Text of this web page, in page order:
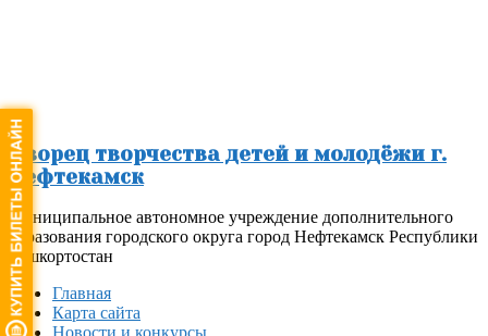
Дворец творчества детей и молодёжи г.
Нефтекамск
Муниципальное автономное учреждение дополнительного
образования городского округа город Нефтекамск Республики
Башкортостан
МенюГлавная
Карта сайта